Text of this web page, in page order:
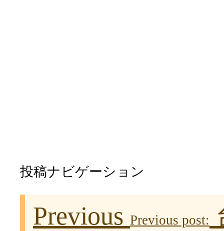
投稿ナビゲーション
Previous Previous post: